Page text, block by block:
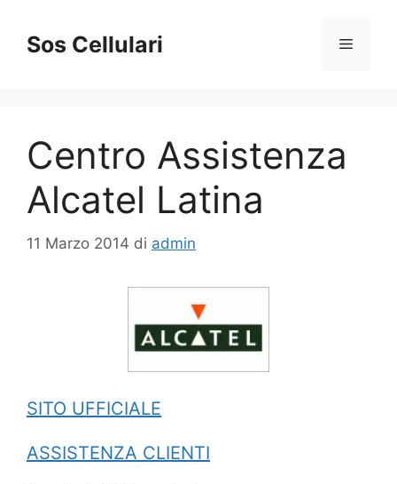
contenuto
Sos Cellulari Menu
Centro Assistenza
Alcatel Latina
11 Marzo 2014 di admin
SITO UFFICIALE
ASSISTENZA CLIENTI